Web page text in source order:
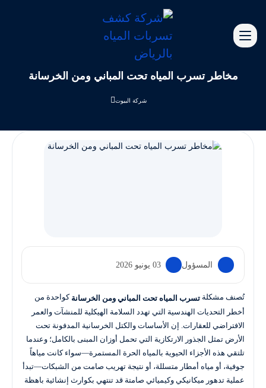
مخاطر تسرب المياه تحت المباني ومن الخرسانة
شركة البيوت
المسؤول 03 يونيو 2026
تُصنف مشكلة تسرب المياه تحت المباني ومن الخرسانة كواحدة من
أخطر التحديات الهندسية التي تهدد السلامة الهيكلية للمنشآت والعمر
الافتراضي للعقارات. إن الأساسات والكتل الخرسانية المدفونة تحت
الأرض تمثل الجذور الارتكازية التي تحمل أوزان المبنى بالكامل؛ وعندما
تلتقي هذه الأجزاء الحيوية بالمياه الحرة المستمرة—سواء كانت مياهاً
جوفية، أو مياه أمطار متسللة، أو نتيجة تهريب صامت من الشبكات—تبدأ
عملية تدهور ميكانيكي وكيميائي صامتة قد تنتهي بكوارث إنشائية باهظة